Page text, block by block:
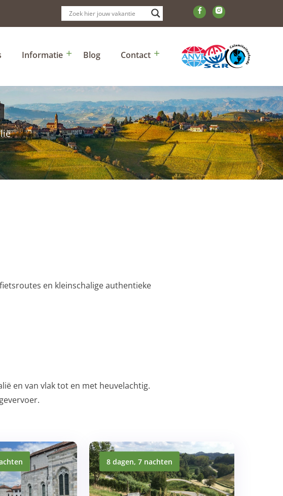
Informatie Blog Contact
en kleinschalige authentieke
en van vlak tot en met heuvelachtig.
8 dagen, 7 nachten